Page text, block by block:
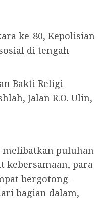
ke-80, Kepolisian
di tengah
Bakti Religi
Jalan R.O. Ulin,
melibatkan puluhan
kebersamaan, para
bergotong-
bagian dalam,